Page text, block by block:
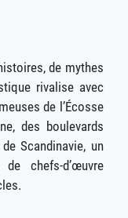
de mythes
rivalise avec
de l’Écosse
des boulevards
Scandinavie, un
chefs-d’œuvre